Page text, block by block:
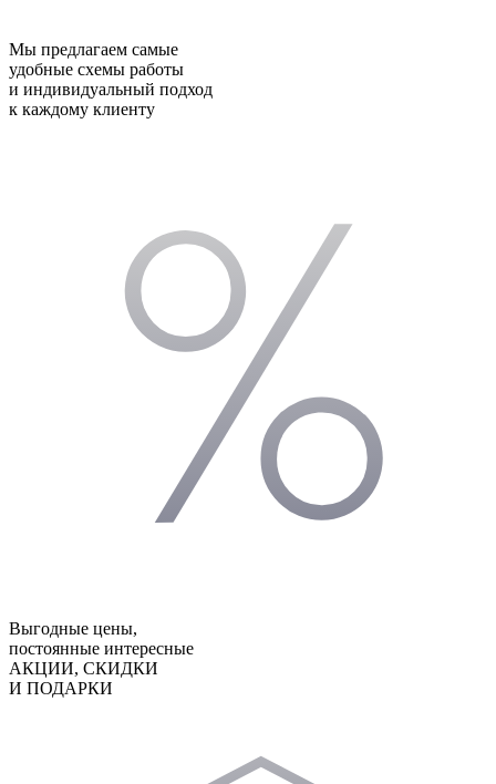
Мы предлагаем самые
удобные схемы работы
и индивидуальный подход
к каждому клиенту
Выгодные цены,
постоянные интересные
АКЦИИ, СКИДКИ
И ПОДАРКИ